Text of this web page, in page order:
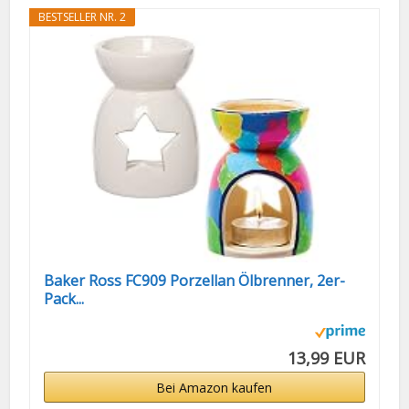
BESTSELLER NR. 2
Baker Ross FC909 Porzellan Ölbrenner, 2er-
Pack...
13,99 EUR
Bei Amazon kaufen